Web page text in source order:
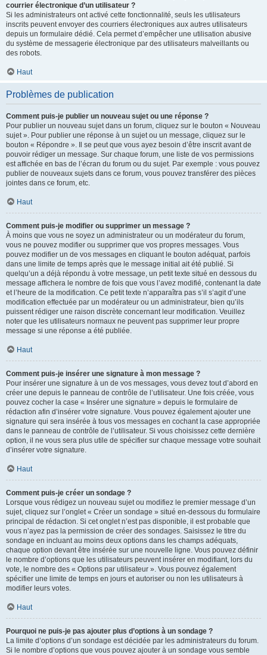
courrier électronique d’un utilisateur ?
Si les administrateurs ont activé cette fonctionnalité, seuls les utilisateurs
inscrits peuvent envoyer des courriers électroniques aux autres utilisateurs
depuis un formulaire dédié. Cela permet d’empêcher une utilisation abusive
du système de messagerie électronique par des utilisateurs malveillants ou
des robots.
Haut
Problèmes de publication
Comment puis-je publier un nouveau sujet ou une réponse ?
Pour publier un nouveau sujet dans un forum, cliquez sur le bouton « Nouveau
sujet ». Pour publier une réponse à un sujet ou un message, cliquez sur le
bouton « Répondre ». Il se peut que vous ayez besoin d’être inscrit avant de
pouvoir rédiger un message. Sur chaque forum, une liste de vos permissions
est affichée en bas de l’écran du forum ou du sujet. Par exemple : vous pouvez
publier de nouveaux sujets dans ce forum, vous pouvez transférer des pièces
jointes dans ce forum, etc.
Haut
Comment puis-je modifier ou supprimer un message ?
À moins que vous ne soyez un administrateur ou un modérateur du forum,
vous ne pouvez modifier ou supprimer que vos propres messages. Vous
pouvez modifier un de vos messages en cliquant le bouton adéquat, parfois
dans une limite de temps après que le message initial ait été publié. Si
quelqu’un a déjà répondu à votre message, un petit texte situé en dessous du
message affichera le nombre de fois que vous l’avez modifié, contenant la date
et l’heure de la modification. Ce petit texte n’apparaîtra pas s’il s’agit d’une
modification effectuée par un modérateur ou un administrateur, bien qu’ils
puissent rédiger une raison discrète concernant leur modification. Veuillez
noter que les utilisateurs normaux ne peuvent pas supprimer leur propre
message si une réponse a été publiée.
Haut
Comment puis-je insérer une signature à mon message ?
Pour insérer une signature à un de vos messages, vous devez tout d’abord en
créer une depuis le panneau de contrôle de l’utilisateur. Une fois créée, vous
pouvez cocher la case « Insérer une signature » depuis le formulaire de
rédaction afin d’insérer votre signature. Vous pouvez également ajouter une
signature qui sera insérée à tous vos messages en cochant la case appropriée
dans le panneau de contrôle de l’utilisateur. Si vous choisissez cette dernière
option, il ne vous sera plus utile de spécifier sur chaque message votre souhait
d’insérer votre signature.
Haut
Comment puis-je créer un sondage ?
Lorsque vous rédigez un nouveau sujet ou modifiez le premier message d’un
sujet, cliquez sur l’onglet « Créer un sondage » situé en-dessous du formulaire
principal de rédaction. Si cet onglet n’est pas disponible, il est probable que
vous n’ayez pas la permission de créer des sondages. Saisissez le titre du
sondage en incluant au moins deux options dans les champs adéquats,
chaque option devant être insérée sur une nouvelle ligne. Vous pouvez définir
le nombre d’options que les utilisateurs peuvent insérer en modifiant, lors du
vote, le nombre des « Options par utilisateur ». Vous pouvez également
spécifier une limite de temps en jours et autoriser ou non les utilisateurs à
modifier leurs votes.
Haut
Pourquoi ne puis-je pas ajouter plus d’options à un sondage ?
La limite d’options d’un sondage est décidée par les administrateurs du forum.
Si le nombre d’options que vous pouvez ajouter à un sondage vous semble